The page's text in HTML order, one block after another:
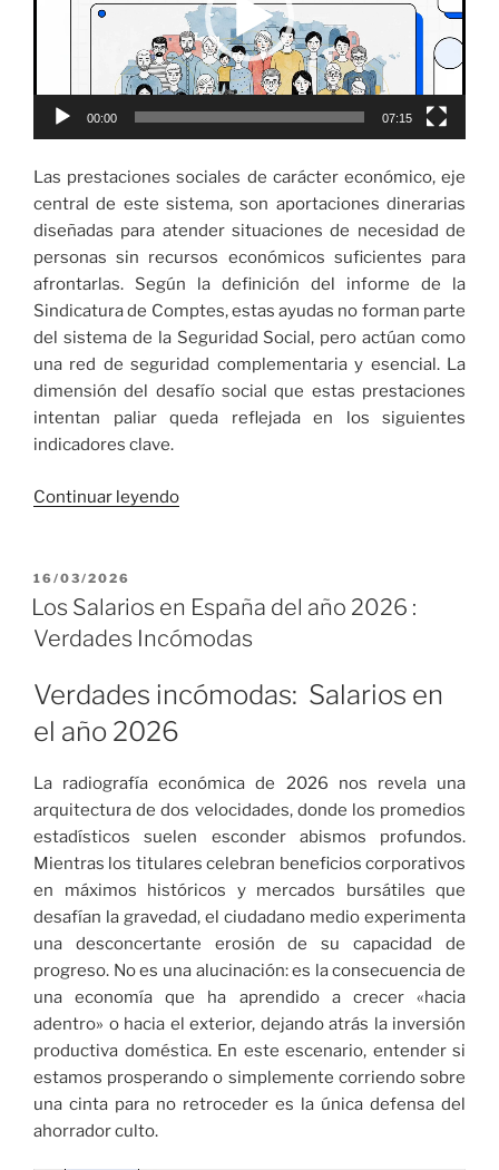
00:00 07:15
Las prestaciones sociales de carácter económico, eje
central de este sistema, son aportaciones dinerarias
diseñadas para atender situaciones de necesidad de
personas sin recursos económicos suficientes para
afrontarlas. Según la definición del informe de la
Sindicatura de Comptes, estas ayudas no forman parte
del sistema de la Seguridad Social, pero actúan como
una red de seguridad complementaria y esencial. La
dimensión del desafío social que estas prestaciones
intentan paliar queda reflejada en los siguientes
indicadores clave.
Continuar leyendo«
Sociales
en
PUBLICADO
EL
16/03/2026
Los Salarios en España del año 2026 :
Verdades Incómodas
Verdades incómodas: Salarios en
el año 2026
La radiografía económica de 2026 nos revela una
arquitectura de dos velocidades, donde los promedios
estadísticos suelen esconder abismos profundos.
Mientras los titulares celebran beneficios corporativos
en máximos históricos y mercados bursátiles que
desafían la gravedad, el ciudadano medio experimenta
una desconcertante erosión de su capacidad de
progreso. No es una alucinación: es la consecuencia de
una economía que ha aprendido a crecer «hacia
adentro» o hacia el exterior, dejando atrás la inversión
productiva doméstica. En este escenario, entender si
estamos prosperando o simplemente corriendo sobre
una cinta para no retroceder es la única defensa del
ahorrador culto.